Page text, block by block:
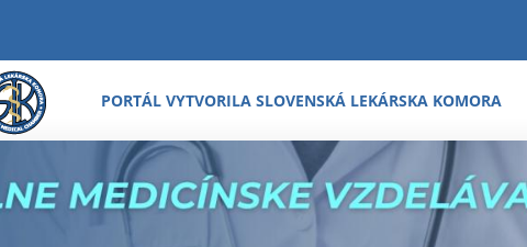
PORTÁL VYTVORILA SLOVENSKÁ LEKÁRSKA KOMORA